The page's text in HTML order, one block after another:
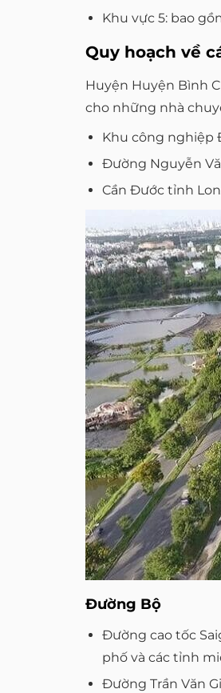
Khu vực 5: bao
Quy hoạch về
Huyện Huyện Bình
cho những nhà
Khu công nghiệp
Đường Nguyễn
Cần Đước tỉnh
Đường Bộ
Đường cao tốc
phố và các tỉnh
Đường Trần Văn